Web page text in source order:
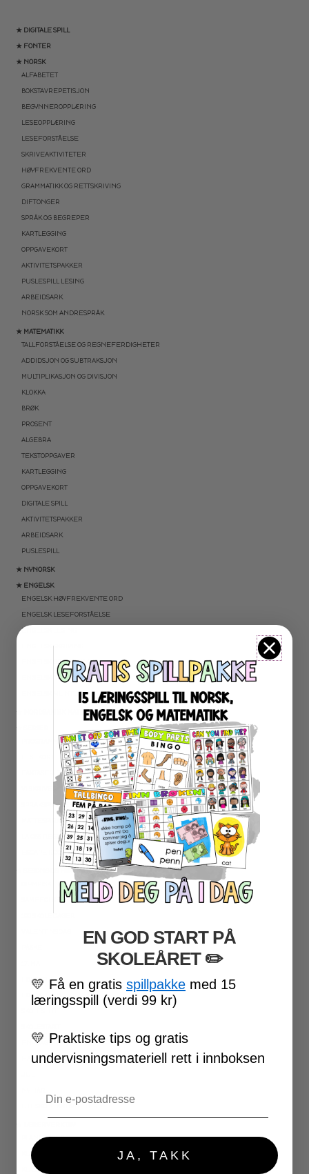
★ DIGITALE SPILL
★ FONTER
★ NORSK
ALFABETET
BOKSTAVREPETISJON
BEGYNNEROPPLÆRING
LESEOPPLÆRING
LESEFORSTÅELSE
SKRIVEAKTIVITETER
HØYFREKVENTE ORD
GRAMMATIKK OG RETTSKRIVING
DIFTONGER
SPRÅK OG BEGREPER
KARTLEGGING
OPPGAVEKORT
AKTIVITETSPAKKER
PUSLESPILL LESING
ARBEIDSARK
NORSK SOM ANDRESPRÅK
★ MATEMATIKK
TALLFORSTÅELSE OG REGNEFERDIGHETER
ADDIDSJON OG SUBTRAKSJON
MULTIPLIKASJON OG DIVISJON
KLOKKA
BRØK
PROSENT
ALGEBRA
TEKSTOPPGAVER
KARTLEGGING
OPPGAVEKORT
DIGITALE SPILL
AKTIVITETSPAKKER
ARBEIDSARK
PUSLESPILL
★ NYNORSK
★ ENGELSK
ENGELSK HØYFREKVENTE ORD
ENGELSK LESEFORSTÅELSE
ENGELSK LESING
ENGELSK SKRIVING
ENGELSK GRAMATIKK
ENGELSK ORD- OG BEGREPER
ENGELSK MUNTLIG
★ NORDSAMISK MATERIELL
PROGRAMMERING
LESEKORT FAKTA
FAKTASERIE LESING
SPRÅKSPIRALEN
MATTESPIRALEN
LA OSS REGNE ØVEBØKER
ESCAPE ROOM
★ SESONG OG HØYTIDER
OLYMPISKE LEKER
100 SKOLEDAGER
FØRSKOLE
FOTBALL-VM
FN-DAGEN
HALLOWEEN
UTESKOLE AKTIVITETER
PLANLEGGERE
KLASSEROMSDEKOR
KLASSELEDELSE
EN GOD START PÅ
SKOLEÅRET​ ✏️
💛 Få en gratis spillpakke med 15
læringsspill (verdi 99 kr)
💛 Praktiske tips og gratis
undervisningsmateriell rett i innboksen
JA, TAKK